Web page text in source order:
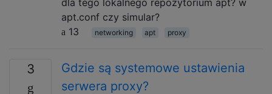
apt.conf czy simular?
13
networking apt proxy
3
Gdzie są systemowe ustawienia
serwera proxy?